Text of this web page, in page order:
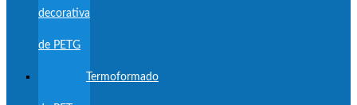
decorativa
de PETG
Termoformado